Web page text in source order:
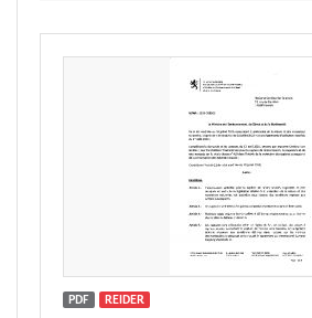
PDF REIDER